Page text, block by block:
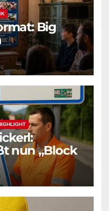
Big
nun „Block